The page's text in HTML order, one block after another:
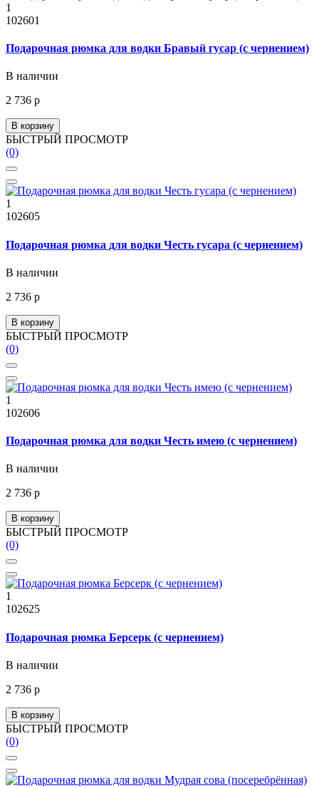
1
102601
Подарочная рюмка для водки Бравый гусар (с чернением)
В наличии
2 736 р
В корзину
БЫСТРЫЙ ПРОСМОТР
(0)
1
102605
Подарочная рюмка для водки Честь гусара (с чернением)
В наличии
2 736 р
В корзину
БЫСТРЫЙ ПРОСМОТР
(0)
1
102606
Подарочная рюмка для водки Честь имею (с чернением)
В наличии
2 736 р
В корзину
БЫСТРЫЙ ПРОСМОТР
(0)
1
102625
Подарочная рюмка Берсерк (с чернением)
В наличии
2 736 р
В корзину
БЫСТРЫЙ ПРОСМОТР
(0)